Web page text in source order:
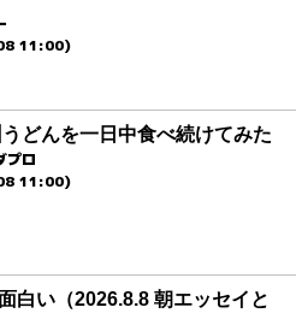
11:00)
どんを一日中食べ続けてみた
プロ
11:00)
白い（2026.8.8 朝エッセイと